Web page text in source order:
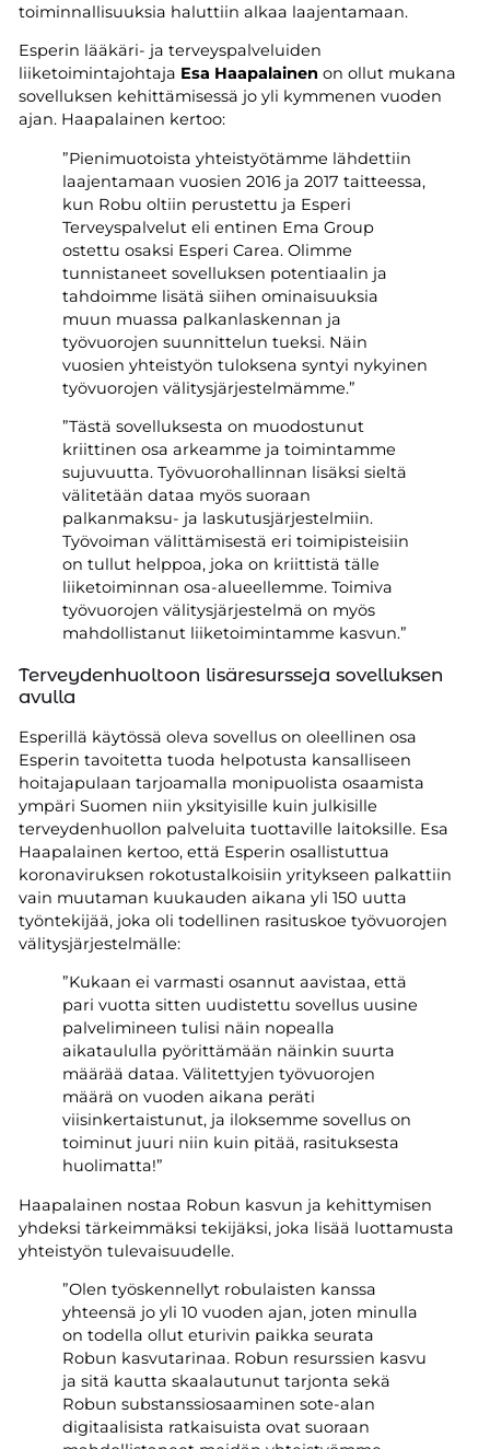
toiminnallisuuksia haluttiin alkaa laajentamaan.
Esperin lääkäri- ja terveyspalveluiden
liiketoimintajohtaja Esa Haapalainen on ollut mukana
sovelluksen kehittämisessä jo yli kymmenen vuoden
ajan. Haapalainen kertoo:
”Pienimuotoista yhteistyötämme lähdettiin
laajentamaan vuosien 2016 ja 2017 taitteessa,
kun Robu oltiin perustettu ja Esperi
Terveyspalvelut eli entinen Ema Group
ostettu osaksi Esperi Carea. Olimme
tunnistaneet sovelluksen potentiaalin ja
tahdoimme lisätä siihen ominaisuuksia
muun muassa palkanlaskennan ja
työvuorojen suunnittelun tueksi. Näin
vuosien yhteistyön tuloksena syntyi nykyinen
työvuorojen välitysjärjestelmämme.”
”Tästä sovelluksesta on muodostunut
kriittinen osa arkeamme ja toimintamme
sujuvuutta. Työvuorohallinnan lisäksi sieltä
välitetään dataa myös suoraan
palkanmaksu- ja laskutusjärjestelmiin.
Työvoiman välittämisestä eri toimipisteisiin
on tullut helppoa, joka on kriittistä tälle
liiketoiminnan osa-alueellemme. Toimiva
työvuorojen välitysjärjestelmä on myös
mahdollistanut liiketoimintamme kasvun.”
Terveydenhuoltoon lisäresursseja sovelluksen
avulla
Esperillä käytössä oleva sovellus on oleellinen osa
Esperin tavoitetta tuoda helpotusta kansalliseen
hoitajapulaan tarjoamalla monipuolista osaamista
ympäri Suomen niin yksityisille kuin julkisille
terveydenhuollon palveluita tuottaville laitoksille. Esa
Haapalainen kertoo, että Esperin osallistuttua
koronaviruksen rokotustalkoisiin yritykseen palkattiin
vain muutaman kuukauden aikana yli 150 uutta
työntekijää, joka oli todellinen rasituskoe työvuorojen
välitysjärjestelmälle:
”Kukaan ei varmasti osannut aavistaa, että
pari vuotta sitten uudistettu sovellus uusine
palvelimineen tulisi näin nopealla
aikataululla pyörittämään näinkin suurta
määrää dataa. Välitettyjen työvuorojen
määrä on vuoden aikana peräti
viisinkertaistunut, ja iloksemme sovellus on
toiminut juuri niin kuin pitää, rasituksesta
huolimatta!”
Haapalainen nostaa Robun kasvun ja kehittymisen
yhdeksi tärkeimmäksi tekijäksi, joka lisää luottamusta
yhteistyön tulevaisuudelle.
”Olen työskennellyt robulaisten kanssa
yhteensä jo yli 10 vuoden ajan, joten minulla
on todella ollut eturivin paikka seurata
Robun kasvutarinaa. Robun resurssien kasvu
ja sitä kautta skaalautunut tarjonta sekä
Robun substanssiosaaminen sote-alan
digitaalisista ratkaisuista ovat suoraan